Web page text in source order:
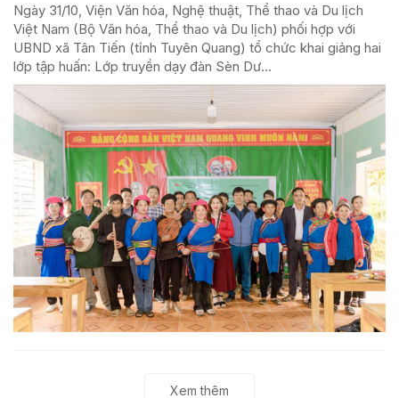
Ngày 31/10, Viện Văn hóa, Nghệ thuật, Thể thao và Du lịch
Việt Nam (Bộ Văn hóa, Thể thao và Du lịch) phối hợp với
UBND xã Tân Tiến (tỉnh Tuyên Quang) tổ chức khai giảng hai
lớp tập huấn: Lớp truyền dạy đàn Sèn Dư...
Xem thêm